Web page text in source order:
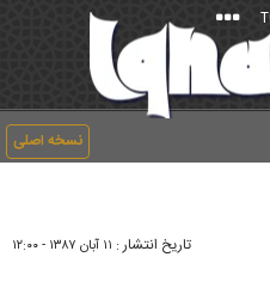
نسخه اصلی
تاریخ انتشار : ۱۱ آبان ۱۳۸۷ - ۱۲:۰۰